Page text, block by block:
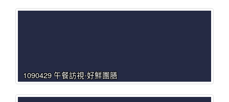
1090429 午餐訪視-好鮮團膳